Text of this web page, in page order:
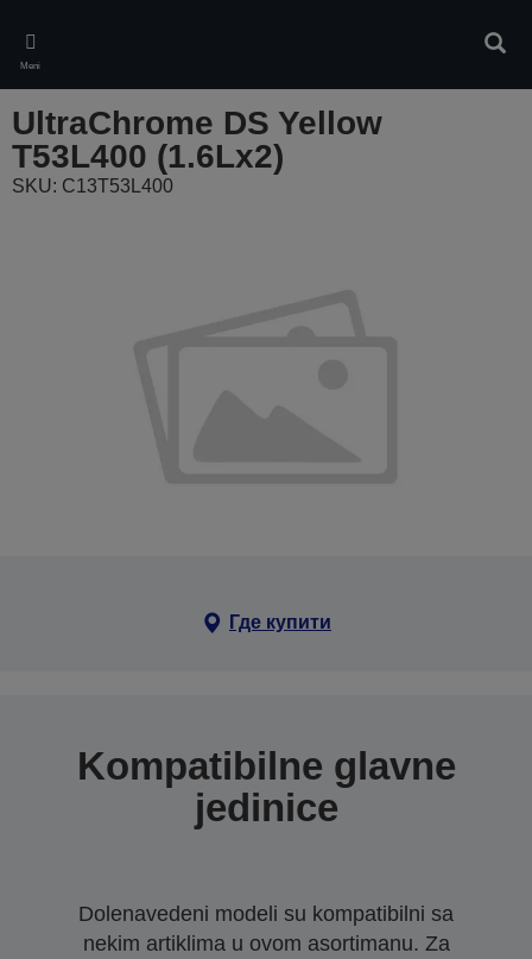
main
content
Meni
UltraChrome DS Yellow
T53L400 (1.6Lx2)
SKU: C13T53L400
Где купити
Kompatibilne glavne
jedinice
Dolenavedeni modeli su kompatibilni sa
nekim artiklima u ovom asortimanu. Za